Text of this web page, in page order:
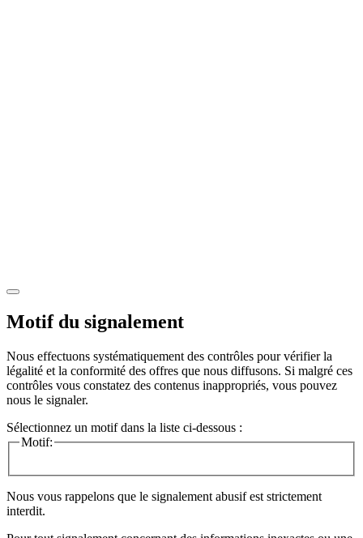
Motif du signalement
Nous effectuons systématiquement des contrôles pour vérifier la
légalité et la conformité des offres que nous diffusons. Si malgré ces
contrôles vous constatez des contenus inappropriés, vous pouvez
nous le signaler.
Sélectionnez un motif dans la liste ci-dessous :
Motif:
Nous vous rappelons que le signalement abusif est strictement
interdit.